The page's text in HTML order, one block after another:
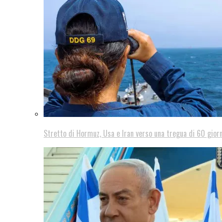
Stretto di Hormuz, Usa e Iran verso una tregua di 60